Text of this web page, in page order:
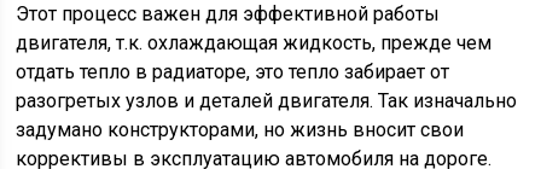
Этот процесс важен для эффективной работы
двигателя, т.к. охлаждающая жидкость, прежде чем
отдать тепло в радиаторе, это тепло забирает от
разогретых узлов и деталей двигателя. Так изначально
задумано конструкторами, но жизнь вносит свои
коррективы в эксплуатацию автомобиля на дороге.